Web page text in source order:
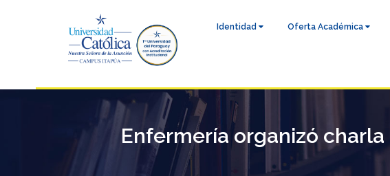
Identidad Oferta Académica
Enfermería organizó